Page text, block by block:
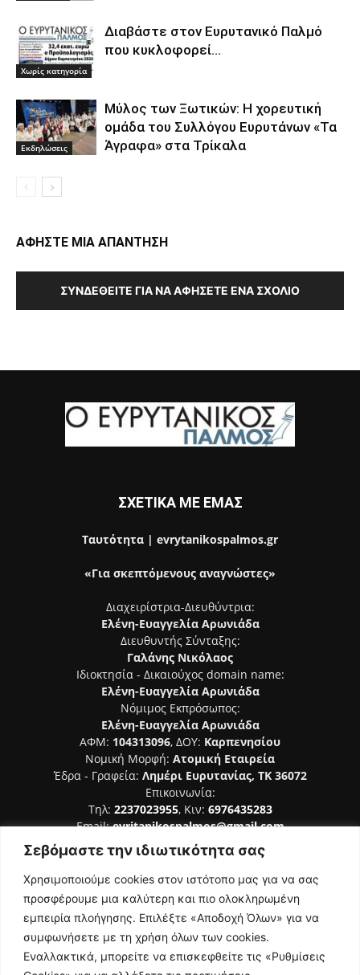
Σεβόμαστε την ιδιωτικότητα σας
Χρησιμοποιούμε cookies στον ιστότοπο μας για να σας
προσφέρουμε μια καλύτερη και πιο ολοκληρωμένη
εμπειρία πλοήγησης. Επιλέξτε «Αποδοχή Όλων» για να
συμφωνήσετε με τη χρήση όλων των cookies.
Εναλλακτικά, μπορείτε να επισκεφθείτε τις «Ρυθμίσεις
Χωρίς κατηγορία
Διαβάστε στον Ευρυτανικό Παλμό
που κυκλοφορεί…
Εκδηλώσεις
Μύλος των Ξωτικών: Η χορευτική
ομάδα του Συλλόγου Ευρυτάνων «Τα
Άγραφα» στα Τρίκαλα
ΑΦΗΣΤΕ ΜΙΑ ΑΠΑΝΤΗΣΗ
ΣΥΝΔΕΘΕΊΤΕ ΓΙΑ ΝΑ ΑΦΉΣΕΤΕ ΈΝΑ ΣΧΌΛΙΟ
ΣΧΕΤΙΚΑ ΜΕ ΕΜΑΣ
Ταυτότητα | evrytanikospalmos.gr
«Για σκεπτόμενους αναγνώστες»
Διαχειρίστρια-Διευθύντρια:
Ελένη-Ευαγγελία Αρωνιάδα
Διευθυντής Σύνταξης:
Γαλάνης Νικόλαος
Ιδιοκτησία - Δικαιούχος domain name:
Ελένη-Ευαγγελία Αρωνιάδα
Νόμιμος Εκπρόσωπος:
Ελένη-Ευαγγελία Αρωνιάδα
ΑΦΜ: 104313096, ΔΟΥ: Καρπενησίου
Νομική Μορφή: Ατομική Εταιρεία
Έδρα - Γραφεία: Λημέρι Ευρυτανίας, ΤΚ 36072
Επικοινωνία:
Τηλ: 2237023955, Κιν: 6976435283
Email:evritanikospalmos@gmail.com
Αριθμός Πιστοποίησης Μ.Η.Τ. 242044
ΑΚΟΛΟΥΘΗΣΕ ΜΑΣ